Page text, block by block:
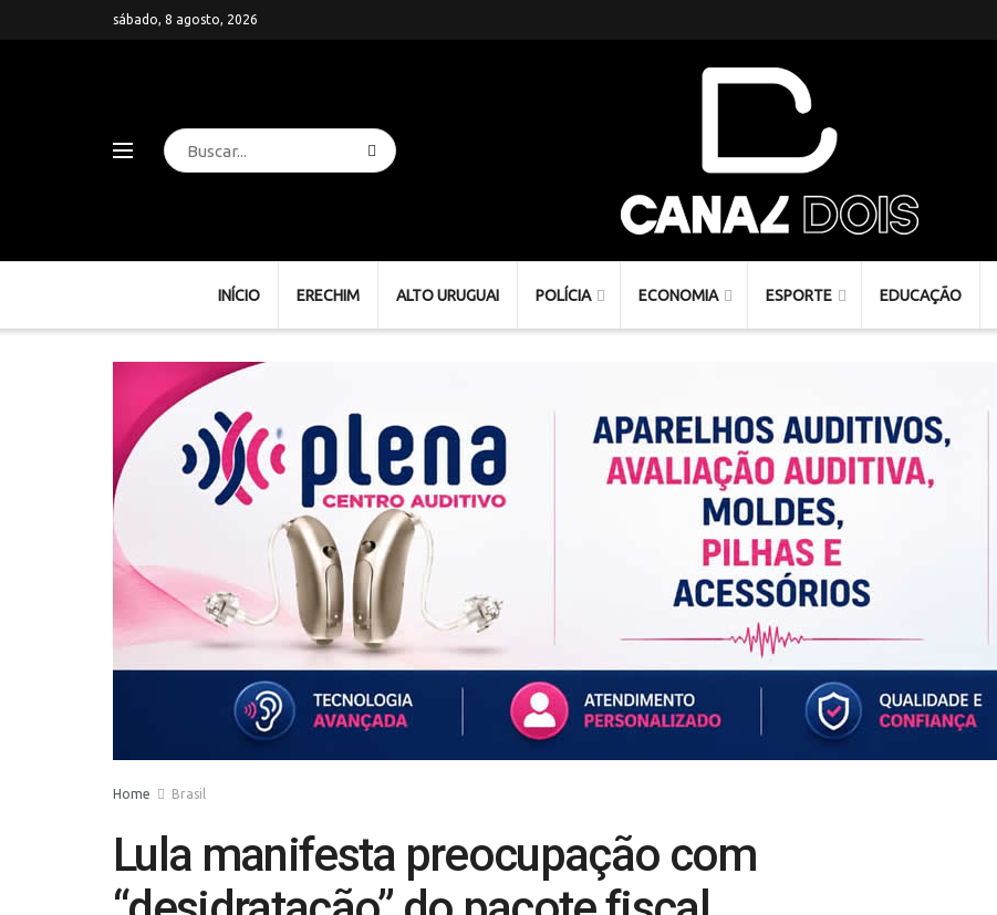
sábado, 8 agosto, 2026
INÍCIO ERECHIM ALTO URUGUAI POLÍCIA ECONOMIA ESPORTE EDUCAÇÃO
Home Brasil
Lula manifesta preocupação com